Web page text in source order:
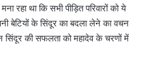
रहा था कि सभी पीड़ित परिवारों को ये
बेटियों के सिंदूर का बदला लेने का वचन
सिंदूर की सफलता को महादेव के चरणों में